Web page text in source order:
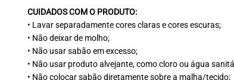
CUIDADOS COM O PRODUTO:
• Lavar separadamente cores claras e cores escuras;
• Não deixar de molho;
• Não usar sabão em excesso;
• Não usar produto alvejante, como cloro ou água
• Não colocar sabão diretamente sobre a malha/tecido;